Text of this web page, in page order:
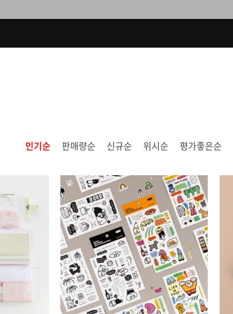
인기순 판매량순 신규순 위시순 평가좋은순